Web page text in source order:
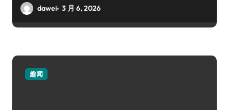
dawei 3 月 6, 2026
趣闻